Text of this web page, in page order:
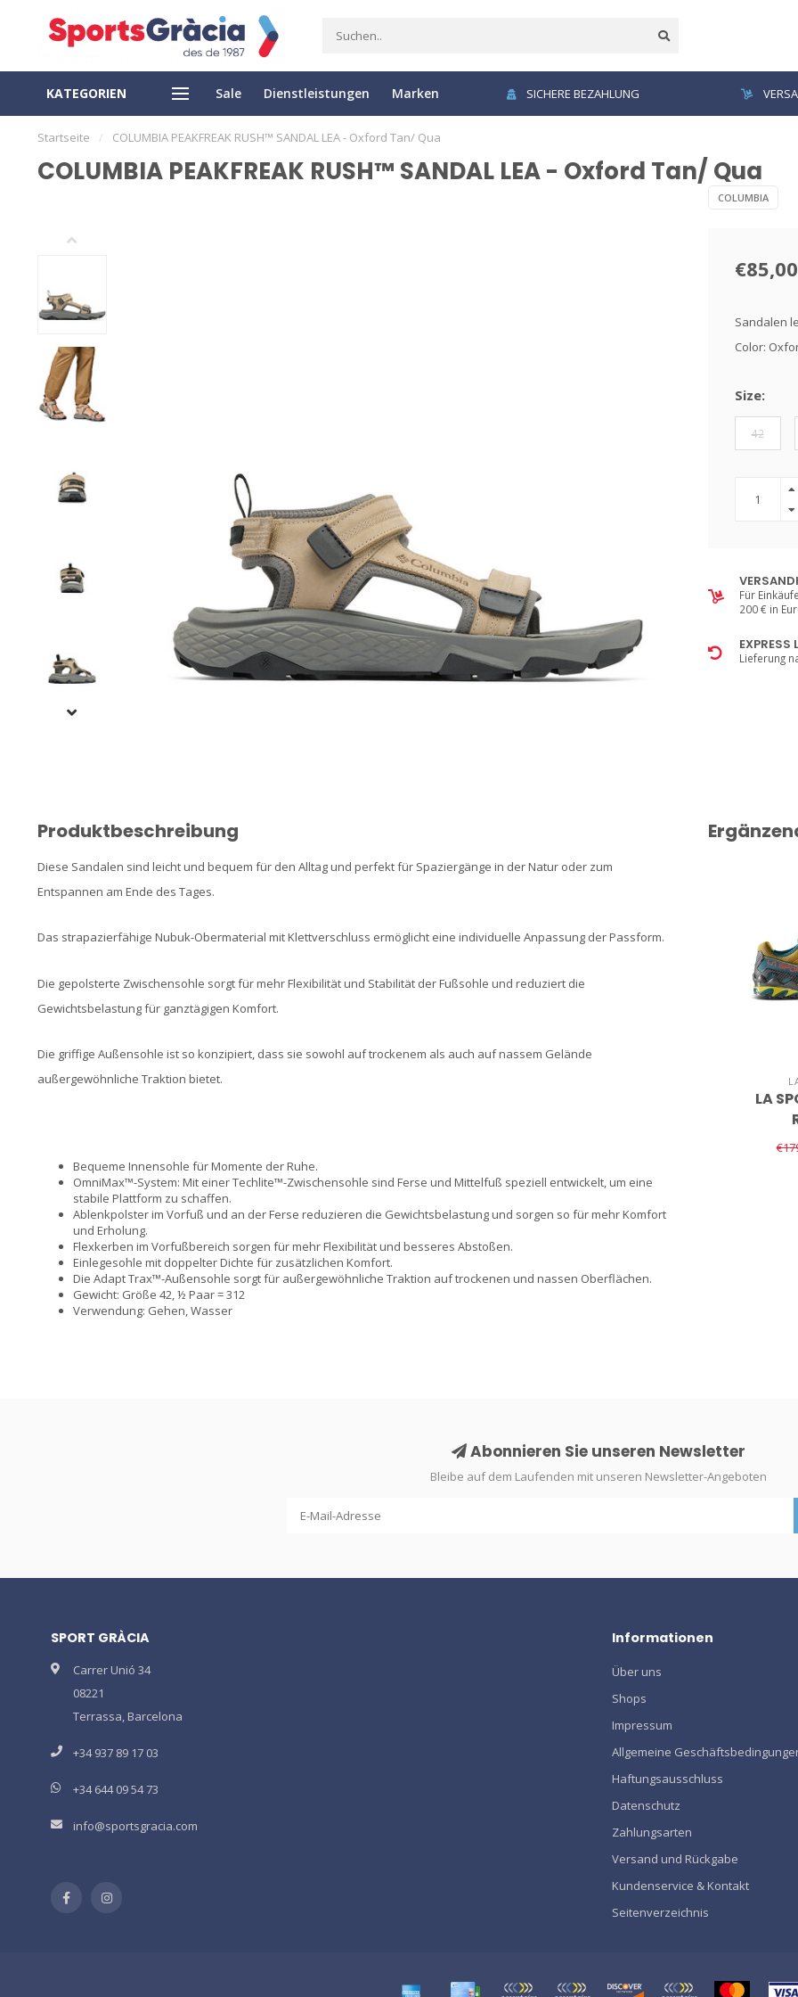
KATEGORIEN Sale Dienstleistungen Marken
EXPRESS LIEFERUNG EASY RETURN SICHERE BEZAHLUNG
Startseite / COLUMBIA PEAKFREAK RUSH™ SANDAL LEA - Oxford Tan/ Qua
COLUMBIA PEAKFREAK RUSH™ SANDAL LEA - Oxford Tan/ Qua
COLUMBIA
€85,00
Sandalen
Color:
Size:
42
Für
200 € in
EXPRESS
Lieferung
Produktbeschreibung
Diese Sandalen sind leicht und bequem für den Alltag und perfekt für Spaziergänge in der Natur oder zum
Entspannen am Ende des Tages.
Das strapazierfähige Nubuk-Obermaterial mit Klettverschluss ermöglicht eine individuelle Anpassung der Passform.
Die gepolsterte Zwischensohle sorgt für mehr Flexibilität und Stabilität der Fußsohle und reduziert die
Gewichtsbelastung für ganztägigen Komfort.
Die griffige Außensohle ist so konzipiert, dass sie sowohl auf trockenem als auch auf nassem Gelände
außergewöhnliche Traktion bietet.
Bequeme Innensohle für Momente der Ruhe.
OmniMax™-System: Mit einer Techlite™-Zwischensohle sind Ferse und Mittelfuß speziell entwickelt, um eine
stabile Plattform zu schaffen.
Ablenkpolster im Vorfuß und an der Ferse reduzieren die Gewichtsbelastung und sorgen so für mehr Komfort
und Erholung.
Flexkerben im Vorfußbereich sorgen für mehr Flexibilität und besseres Abstoßen.
Einlegesohle mit doppelter Dichte für zusätzlichen Komfort.
Die Adapt Trax™-Außensohle sorgt für außergewöhnliche Traktion auf trockenen und nassen Oberflächen.
Gewicht: Größe 42, ½ Paar = 312
Verwendung: Gehen, Wasser
LA
Abonnieren Sie unseren Newsletter
Bleibe auf dem Laufenden mit unseren Newsletter-Angeboten
SPORT GRÀCIA
Carrer Unió 34
08221
Terrassa, Barcelona
+34 937 89 17 03
+34 644 09 54 73
info@sportsgracia.com
Informationen
Über uns
Shops
Impressum
Allgemeine
Haftungsausschluss
Datenschutz
Zahlungsarten
Versand und Rückgabe
Kundenservice & Kontakt
Seitenverzeichnis